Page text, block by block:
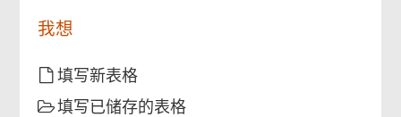
我想
填写新表格
填写已储存的表格